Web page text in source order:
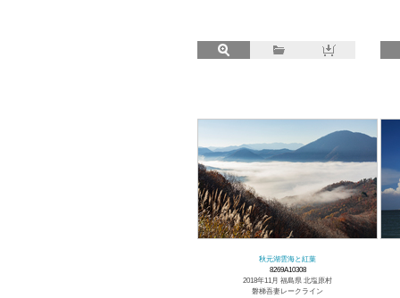
秋元湖雲海と紅葉
8269A10308
2018年11月 福島県 北塩原村
磐梯吾妻レークライン